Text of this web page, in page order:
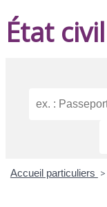
État civil
Accueil particuliers >